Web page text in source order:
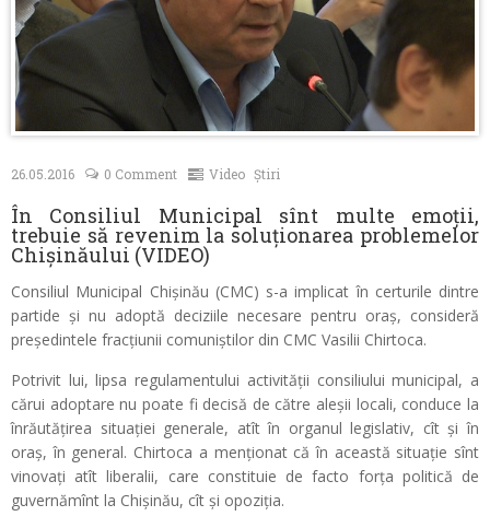
26.05.2016 0 Comment Video Știri
În Consiliul Municipal sînt multe emoții,
trebuie să revenim la soluționarea problemelor
Chișinăului (VIDEO)
Consiliul Municipal Chișinău (CMC) s-a implicat în certurile dintre
partide și nu adoptă deciziile necesare pentru oraș, consideră
președintele fracțiunii comuniștilor din CMC Vasilii Chirtoca.
Potrivit lui, lipsa regulamentului activității consiliului municipal, a
cărui adoptare nu poate fi decisă de către aleșii locali, conduce la
înrăutățirea situației generale, atît în organul legislativ, cît și în
oraș, în general. Chirtoca a menționat că în această situație sînt
vinovați atît liberalii, care constituie de facto forța politică de
guvernămînt la Chișinău, cît și opoziția.